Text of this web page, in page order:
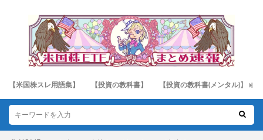
【米国株スレ用語集】 【投資の教科書】 【投資の教科書(メンタル)】